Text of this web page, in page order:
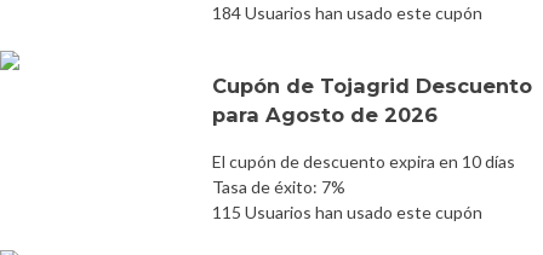
184 Usuarios han usado este cupón
Cupón de Tojagrid Descuento
para Agosto de 2026
El cupón de descuento expira en 10 días
Tasa de éxito: 7%
115 Usuarios han usado este cupón